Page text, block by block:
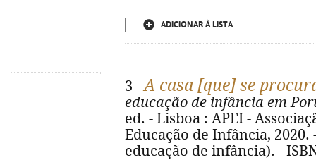
ADICIONAR À LISTA
3 -A casa [que] se
educação de infância em
ed. - Lisboa : APEI -
Educação de Infância, 2020.
educação de infância). -